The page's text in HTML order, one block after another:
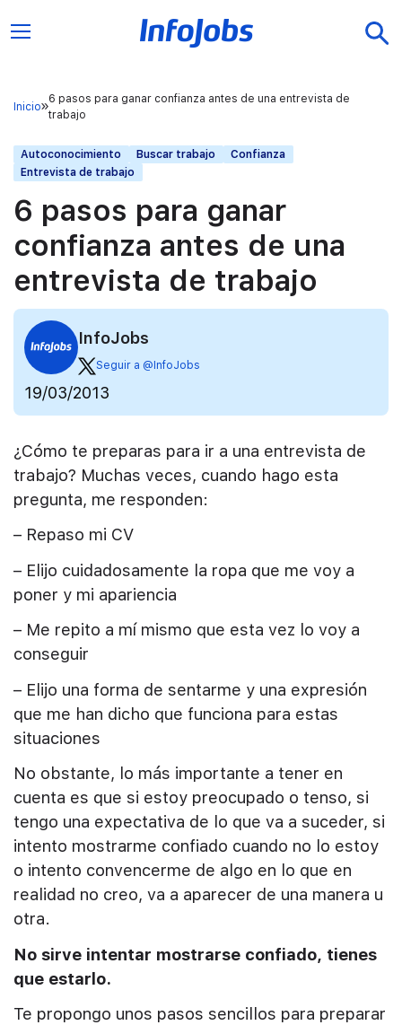
Inicio
6 pasos para ganar confianza antes de una entrevista de
trabajo
Autoconocimiento Buscar trabajo
Confianza
Entrevista de trabajo
6 pasos para ganar
confianza antes de una
entrevista de trabajo
InfoJobs
Seguir a @InfoJobs
19/03/2013
¿Cómo te preparas para ir a una entrevista de
trabajo? Muchas veces, cuando hago esta
pregunta, me responden:
– Repaso mi CV
– Elijo cuidadosamente la ropa que me voy a
poner y mi apariencia
– Me repito a mí mismo que esta vez lo voy a
conseguir
– Elijo una forma de sentarme y una expresión
que me han dicho que funciona para estas
situaciones
No obstante, lo más importante a tener en
cuenta es que si estoy preocupado o tenso, si
tengo una expectativa de lo que va a suceder, si
intento mostrarme confiado cuando no lo estoy
o intento convencerme de algo en lo que en
realidad no creo, va a aparecer de una manera u
otra.
No sirve intentar mostrarse confiado, tienes
que estarlo.
Te propongo unos pasos sencillos para preparar